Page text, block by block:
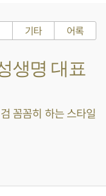
기타 어록
생명 대표
꼼꼼히 하는 스타일